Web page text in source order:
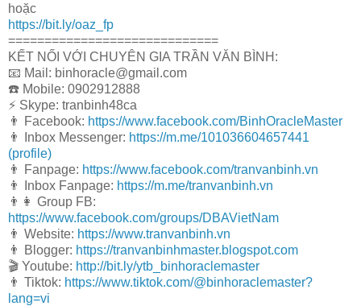
hoặc
https://bit.ly/oaz_fp
=============================
KẾT NỐI VỚI CHUYÊN GIA TRẦN VĂN BÌNH:
📧 Mail: binhoracle@gmail.com
☎️ Mobile: 0902912888
⚡️ Skype: tranbinh48ca
👨 Facebook: https://www.facebook.com/BinhOracleMaster
👨 Inbox Messenger: https://m.me/101036604657441
(profile)
👨 Fanpage: https://www.facebook.com/tranvanbinh.vn
👨 Inbox Fanpage: https://m.me/tranvanbinh.vn
👨👩 Group FB:
https://www.facebook.com/groups/DBAVietNam
👨 Website: https://www.tranvanbinh.vn
👨 Blogger: https://tranvanbinhmaster.blogspot.com
🎬 Youtube: http://bit.ly/ytb_binhoraclemaster
👨 Tiktok: https://www.tiktok.com/@binhoraclemaster?
lang=vi